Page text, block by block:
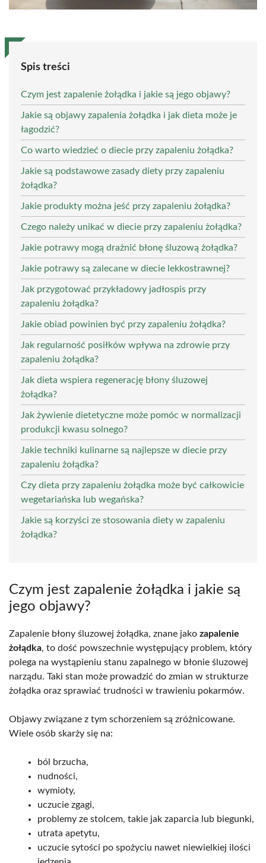
Spis treści
Czym jest zapalenie żołądka i jakie są jego objawy?
Jakie są objawy zapalenia żołądka i jak dieta może je
łagodzić?
Co warto wiedzieć o diecie przy zapaleniu żołądka?
Jakie są podstawowe zasady diety przy zapaleniu
żołądka?
Jakie produkty można jeść przy zapaleniu żołądka?
Czego należy unikać w diecie przy zapaleniu żołądka?
Jakie potrawy mogą drażnić błonę śluzową żołądka?
Jakie potrawy są zalecane w diecie lekkostrawnej?
Jak przygotować przykładowy jadłospis przy
zapaleniu żołądka?
Jakie obiad powinien być przy zapaleniu żołądka?
Jak regularność posiłków wpływa na zdrowie przy
zapaleniu żołądka?
Jak dieta wspiera regenerację błony śluzowej
żołądka?
Jak żywienie dietetyczne może pomóc w normalizacji
produkcji kwasu solnego?
Jakie techniki kulinarne są najlepsze w diecie przy
zapaleniu żołądka?
Czy dieta przy zapaleniu żołądka może być całkowicie
wegetariańska lub wegańska?
Jakie są korzyści ze stosowania diety w zapaleniu
żołądka?
Czym jest zapalenie żołądka i jakie są
jego objawy?
Zapalenie błony śluzowej żołądka, znane jako zapalenie
żołądka, to dość powszechnie występujący problem, który
polega na wystąpieniu stanu zapalnego w błonie śluzowej
narządu. Taki stan może prowadzić do zmian w strukturze
żołądka oraz sprawiać trudności w trawieniu pokarmów.
Objawy związane z tym schorzeniem są zróżnicowane.
Wiele osób skarży się na:
ból brzucha,
nudności,
wymioty,
uczucie zgagi,
problemy ze stolcem, takie jak zaparcia lub biegunki,
utrata apetytu,
uczucie sytości po spożyciu nawet niewielkiej ilości